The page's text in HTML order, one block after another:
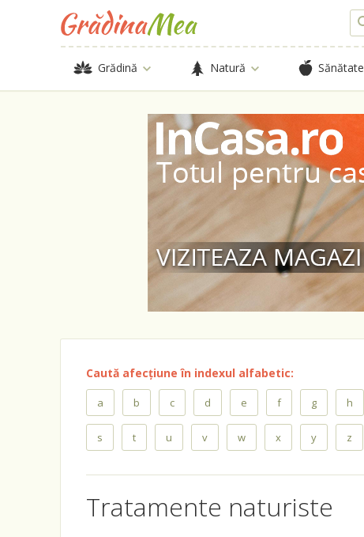
Grădină Natură Sănătate
Caută afecțiune în indexul alfabetic:
a b c d e f g h
s t u v w x y z
Tratamente naturiste